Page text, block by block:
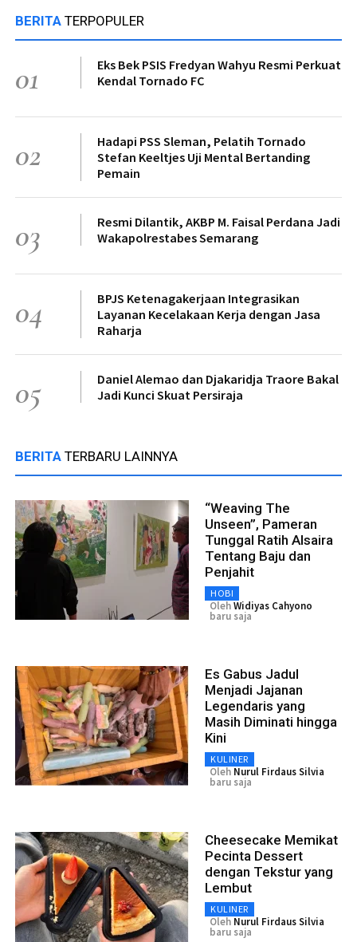
BERITA TERPOPULER
01
Eks Bek PSIS Fredyan Wahyu Resmi Perkuat
Kendal Tornado FC
02
Hadapi PSS Sleman, Pelatih Tornado
Stefan Keeltjes Uji Mental Bertanding
Pemain
03
Resmi Dilantik, AKBP M. Faisal Perdana Jadi
Wakapolrestabes Semarang
04
BPJS Ketenagakerjaan Integrasikan
Layanan Kecelakaan Kerja dengan Jasa
Raharja
05
Daniel Alemao dan Djakaridja Traore Bakal
Jadi Kunci Skuat Persiraja
BERITA TERBARU LAINNYA
“Weaving The
Unseen”, Pameran
Tunggal Ratih Alsaira
Tentang Baju dan
Penjahit
HOBI
OlehWidiyas Cahyono
baru saja
Es Gabus Jadul
Menjadi Jajanan
Legendaris yang
Masih Diminati hingga
Kini
KULINER
Oleh Nurul Firdaus Silvia
baru saja
Cheesecake Memikat
Pecinta Dessert
dengan Tekstur yang
Lembut
KULINER
Oleh Nurul Firdaus Silvia
baru saja